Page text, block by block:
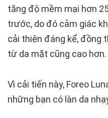
tăng độ mềm mại hơn
trước, do đó cảm giác
cải thiện đáng kể, đồng
từ da mặt cũng cao hơn.
Vì cải tiến này, Foreo
những bạn có làn da